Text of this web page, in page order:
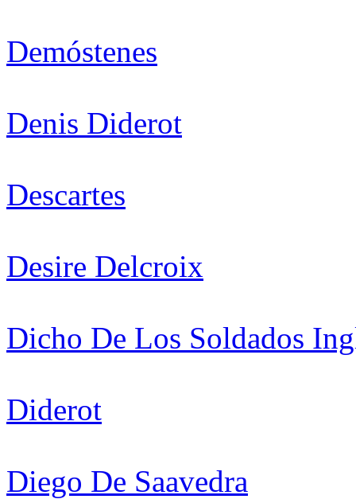
Demóstenes
Denis Diderot
Descartes
Desire Delcroix
Dicho De Los Soldados
Diderot
Diego De Saavedra